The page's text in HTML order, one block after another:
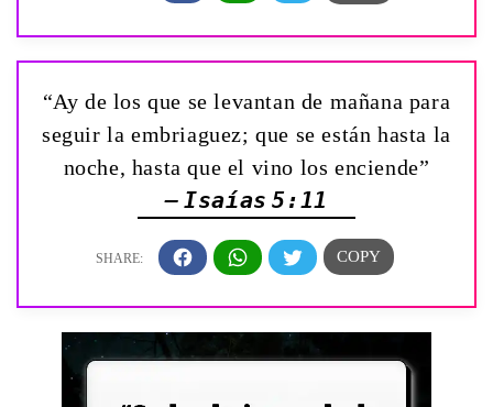
“Ay de los que se levantan de mañana para
seguir la embriaguez; que se están hasta la
noche, hasta que el vino los enciende”
— Isaías 5:11